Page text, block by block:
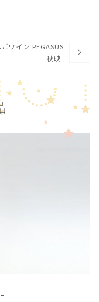
ワイン PEGASUS
-秋映-